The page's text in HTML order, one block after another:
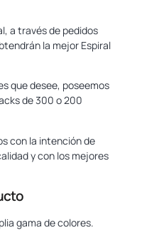
a través de pedidos
la mejor Espiral
que desee, poseemos
de 300 o 200
con la intención de
y con los mejores
gama de colores.